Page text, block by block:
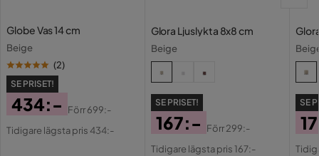
Globe Vas 14 cm
Beige
(2)
SE PRISET!
Pris
434:-
Original
Förr699:-
Tidigare lägsta pris 434:-
Glora Ljuslykta 8x8 cm
Beige
SE PRISET!
Pris
167:-
Original
Förr299:-
Tidigare lägsta pris 167:-
SE